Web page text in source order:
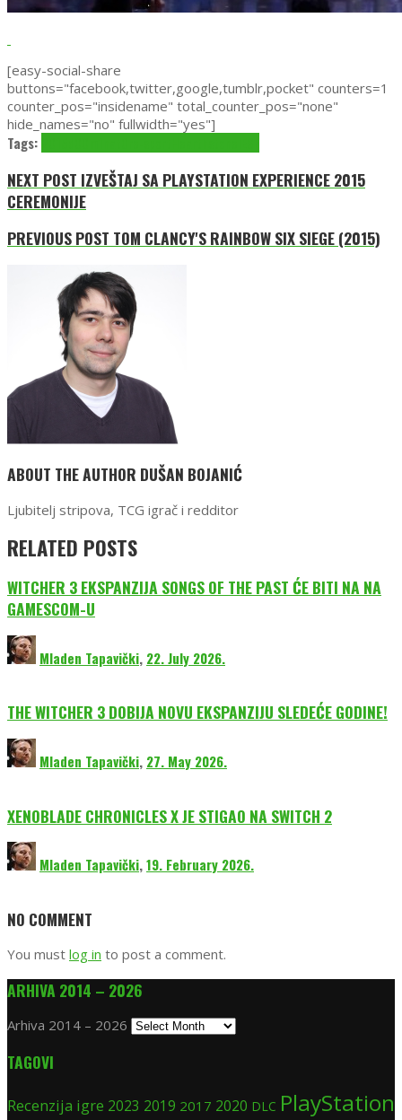
[easy-social-share
buttons="facebook,twitter,google,tumblr,pocket" counters=1
counter_pos="insidename" total_counter_pos="none"
hide_names="no" fullwidth="yes"]
Tags:
NEXT POST IZVEŠTAJ SA PLAYSTATION EXPERIENCE 2015
CEREMONIJE
PREVIOUS POST TOM CLANCY'S RAINBOW SIX SIEGE (2015)
ABOUT THE AUTHOR DUŠAN BOJANIĆ
Ljubitelj stripova, TCG igrač i redditor
RELATED POSTS
WITCHER 3 EKSPANZIJA SONGS OF THE PAST ĆE BITI NA NA
GAMESCOM-U
Mladen Tapavički, 22. July 2026.
THE WITCHER 3 DOBIJA NOVU EKSPANZIJU SLEDEĆE GODINE!
Mladen Tapavički, 27. May 2026.
XENOBLADE CHRONICLES X JE STIGAO NA SWITCH 2
Mladen Tapavički,19. February 2026.
NO COMMENT
You must log in to post a comment.
ARHIVA 2014 – 2026
Arhiva 2014 – 2026
TAGOVI
Recenzija igre 2023 2019 2017 2020 DLC PlayStation